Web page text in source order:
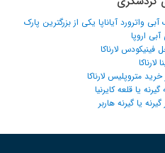
آبی واترورد آیاناپا یکی از بزرگترین پارک
اروپا
فینیکودس لارناکا
لارناکا
خرید متروپلیس لارناکا
گیرنه یا قلعه کایرنیا
گیرنه یا گیرنه هاربر